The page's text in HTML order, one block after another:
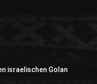
israelischen Golan